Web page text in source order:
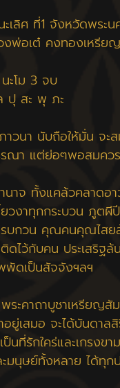
ะเลิศ ที่1 จังหวัดพระ
พ่อเต๋ คงทองเหรีย
ะโม 3 จบ
ปุ สะ พุ ภะ
าวนา นับถือให้มั่น จะ
รณา แต่ย่อๆพอสมควร
นาจ ทั้งแคล้วคลาดอ
วงาทุกกระบวน ภูตผี
รบกวน คุณคนคุณไสย
ดไว้กับคน ประเสริฐล้
ดเป็นสัจจังฯลฯ
ระคาถาบูชาเหรียญ
อยู่เสมอ จะได้บันดาล
ที่รักใคร่และเกรงข
มนุษย์ทั้งหลาย ได้ทุกป